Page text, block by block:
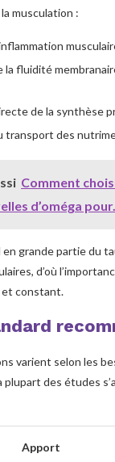
musculation :
la fluidité
de la synthèse
transport des
Comment
d’oméga
grande partie du
d’où
constant.
varient selon les
plupart des études
Apport